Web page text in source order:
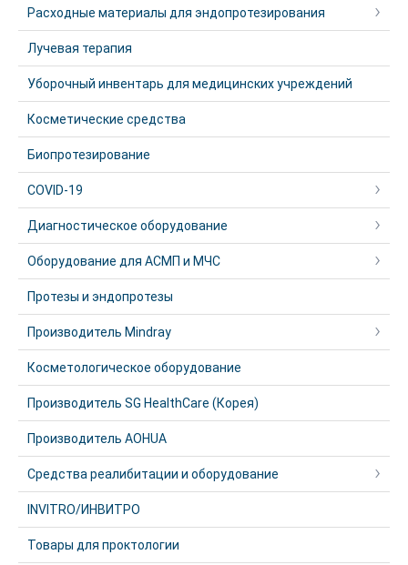
Расходные материалы для эндопротезирования
Лучевая терапия
Уборочный инвентарь для медицинских учреждений
Косметические средства
Биопротезирование
COVID-19
Диагностическое оборудование
Оборудование для АСМП и МЧС
Протезы и эндопротезы
Производитель Mindray
Косметологическое оборудование
Производитель SG HealthCare (Корея)
Производитель AOHUA
Средства реалибитации и оборудование
INVITRO/ИНВИТРО
Товары для проктологии